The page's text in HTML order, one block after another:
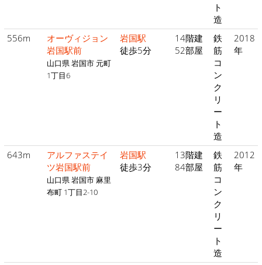
ト
造
556m
オーヴィジョン
岩国駅前
山口県 岩国市 元町
1丁目6
岩国駅
徒歩5分
14階建
52部屋
鉄
筋
コ
ン
ク
リ
ー
ト
造
2018
年
643m
アルファステイ
ツ岩国駅前
山口県 岩国市 麻里
布町 1丁目2-10
岩国駅
徒歩3分
13階建
84部屋
鉄
筋
コ
ン
ク
リ
ー
ト
造
2012
年